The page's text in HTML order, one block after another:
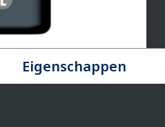
Eigenschappen